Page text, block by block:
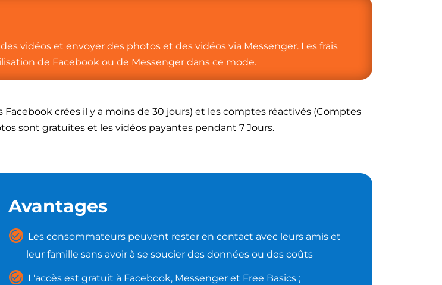
vidéos et envoyer des photos et des vidéos via Messenger. Les frais
de Facebook ou de Messenger dans ce mode.
crées il y a moins de 30 jours) et les comptes réactivés (Comptes
sont gratuites et les vidéos payantes pendant 7 Jours.
Avantages
Les consommateurs peuvent rester en contact avec leurs amis et
leur famille sans avoir à se soucier des données ou des coûts
L'accès est gratuit à Facebook, Messenger et Free Basics ;​